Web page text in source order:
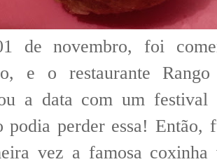
de novembro, foi
e o restaurante
a data com um
podia perder essa!
vez a famosa coxinha